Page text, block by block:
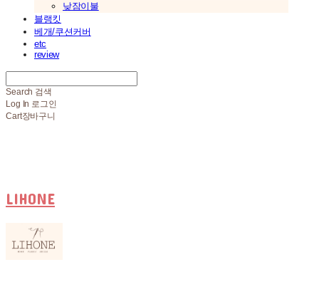
낮잠이불
블랭킷
베개/쿠션커버
etc
review
Search 검색
Log In 로그인
Cart장바구니
LIHONE